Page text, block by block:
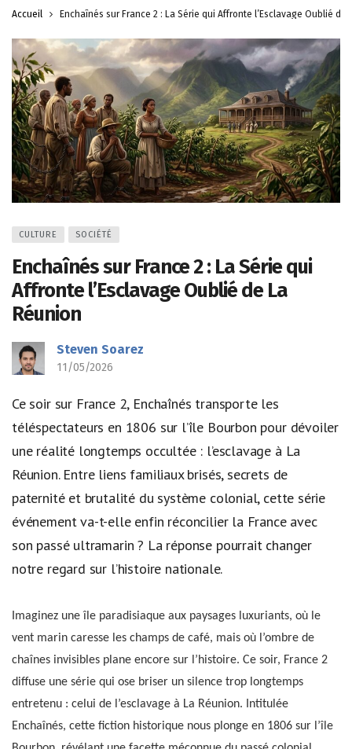
Accueil Enchaînés sur France 2 : La Série qui Affronte l’Esclavage Oublié de
CULTURE SOCIÉTÉ
Enchaînés sur France 2 : La Série qui
Affronte l’Esclavage Oublié de La
Réunion
Steven Soarez
11/05/2026
Ce soir sur France 2, Enchaînés transporte les
téléspectateurs en 1806 sur l’île Bourbon pour dévoiler
une réalité longtemps occultée : l’esclavage à La
Réunion. Entre liens familiaux brisés, secrets de
paternité et brutalité du système colonial, cette série
événement va-t-elle enfin réconcilier la France avec
son passé ultramarin ? La réponse pourrait changer
notre regard sur l’histoire nationale.
Imaginez une île paradisiaque aux paysages luxuriants, où le
vent marin caresse les champs de café, mais où l’ombre de
chaînes invisibles plane encore sur l’histoire. Ce soir, France 2
diffuse une série qui ose briser un silence trop longtemps
entretenu : celui de l’esclavage à La Réunion. Intitulée
Enchaînés, cette fiction historique nous plonge en 1806 sur l’île